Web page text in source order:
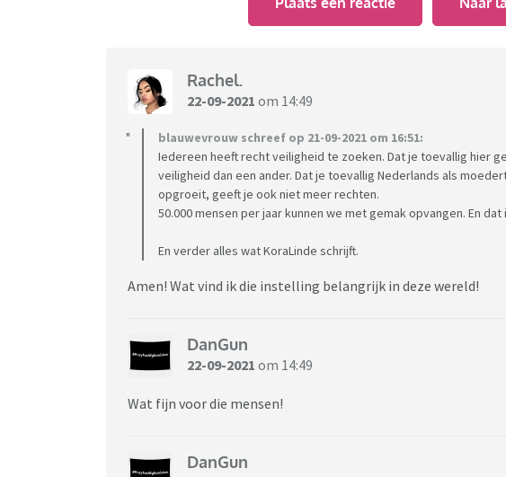
Is dit een goede ontwikkeling, of komt het een fijn
Rachel.
22-09-2021 om 14:49
blauwevrouw schreef op 21-09-2021 om 16:51:
Iedereen heeft recht veiligheid te zoeken. Dat je toevallig hier
veiligheid dan een ander. Dat je toevallig Nederlands als
opgroeit, geeft je ook niet meer rechten.
50.000 mensen per jaar kunnen we met gemak opvangen. En
En verder alles wat KoraLinde schrijft.
Amen! Wat vind ik die instelling belangrijk in deze wereld!
DanGun
22-09-2021 om 14:49
Wat fijn voor die mensen!
DanGun